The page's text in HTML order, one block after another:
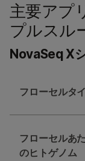
主要アプ
プルスル
NovaSeq X
フローセルタ
フローセルあ
のヒトゲノム